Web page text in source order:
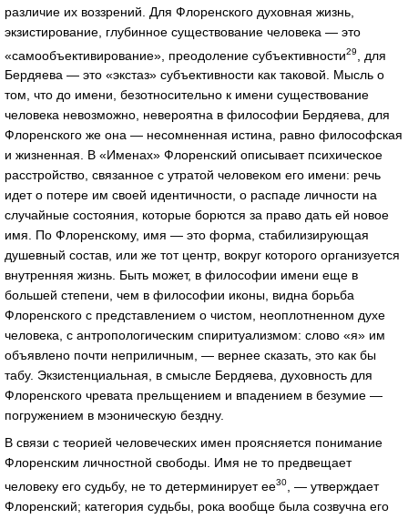
различие их воззрений. Для Флоренского духовная жизнь,
экзистирование, глубинное существование человека — это
«самообъективирование», преодоление субъективности29
, для
Бердяева — это «экстаз» субъективности как таковой. Мысль о
том, что до имени, безотносительно к имени существование
человека невозможно, невероятна в философии Бердяева, для
Флоренского же она — несомненная истина, равно философская
и жизненная. В «Именах» Флоренский описывает психическое
расстройство, связанное с утратой человеком его имени: речь
идет о потере им своей идентичности, о распаде личности на
случайные состояния, которые борются за право дать ей новое
имя. По Флоренскому, имя — это форма, стабилизирующая
душевный состав, или же тот центр, вокруг которого организуется
внутренняя жизнь. Быть может, в философии имени еще в
большей степени, чем в философии иконы, видна борьба
Флоренского с представлением о чистом, неоплотненном духе
человека, с антропологическим спиритуализмом: слово «я» им
объявлено почти неприличным, — вернее сказать, это как бы
табу. Экзистенциальная, в смысле Бердяева, духовность для
Флоренского чревата прельщением и впадением в безумие —
погружением в мэоническую бездну.
В связи с теорией человеческих имен проясняется понимание
Флоренским личностной свободы. Имя не то предвещает
человеку его судьбу, не то детерминирует ее30
, — утверждает
Флоренский; категория судьбы, рока вообще была созвучна его